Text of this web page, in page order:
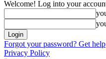
Welcome! Log into your
Forgot your password? Get help
Privacy Policy